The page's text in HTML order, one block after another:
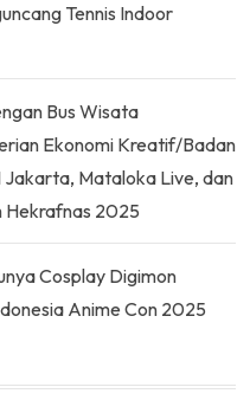
Tennis Indoor
Bus Wisata
Ekonomi Kreatif/Badan
Mataloka Live, dan
Hekrafnas 2025
Cosplay Digimon
Anime Con 2025